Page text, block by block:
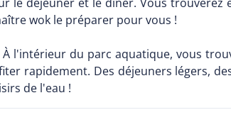
wok le préparer pour vous !
À l'intérieur du parc aquatique, vous
rapidement. Des déjeuners légers,
de l'eau !